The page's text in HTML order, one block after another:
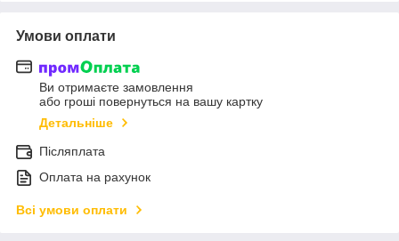
Умови оплати
Ви отримаєте замовлення
або гроші повернуться на вашу картку
Детальніше
Післяплата
Оплата на рахунок
Всі умови оплати